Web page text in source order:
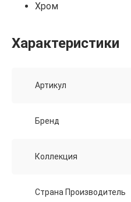
Хром
Характеристики
Артикул
Бренд
Коллекция
Страна Производитель